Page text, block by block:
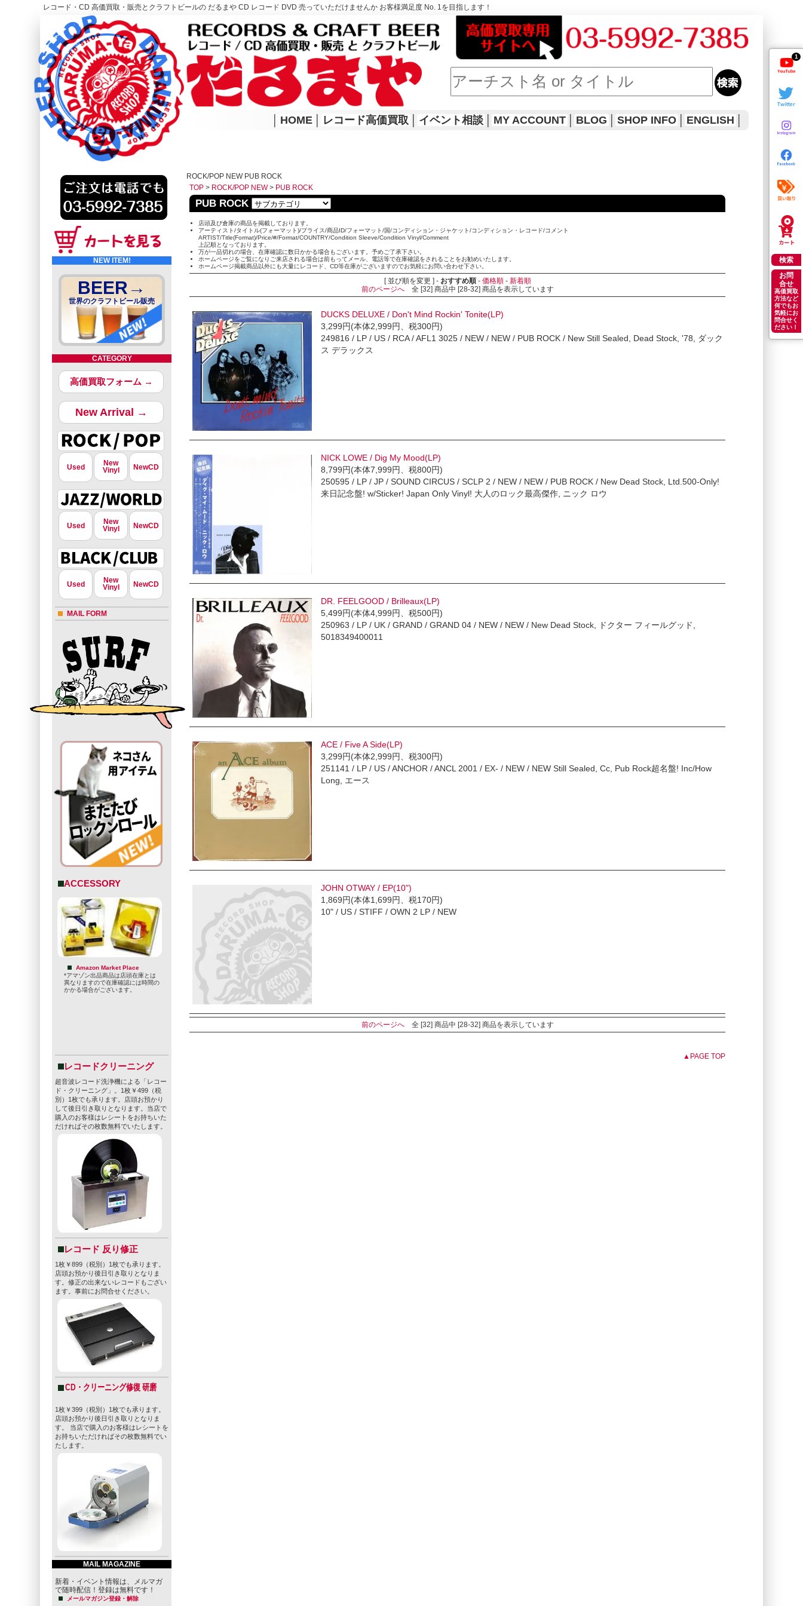
レコード・CD 高価買取・販売とクラフトビールの だるまや CD レコード DVD 売っていただけませんか お客様満足度 No. 1を目指します！
1
検索
お問
合せ
高価買取
方法など
何でもお
気軽にお
問合せく
ださい！
レコード高価買取はこちら
HOME
HOME レコード高価買取 イベント相談 MY ACCOUNT BLOG SHOP INFO ENGLISH
NEW ITEM!
BEER→
世界のクラフトビール販売
CATEGORY
高価買取フォーム →
New Arrival →
Used
New
Vinyl
NewCD
Used
New
Vinyl
NewCD
Used
New
Vinyl
NewCD
MAIL FORM
ACCESSORY
Amazon Market Place
*アマゾン出品商品は店頭在庫とは
異なりますので在庫確認には時間の
かかる場合がございます。
レコードクリーニング
超音波レコード洗浄機による「レコー
ド・クリーニング」。1枚￥499（税
別）1枚でも承ります。店頭お預かり
して後日引き取りとなります。当店で
購入のお客様はレシートをお持ちいた
だければその枚数無料でいたします。
レコード 反り修正
1枚￥899（税別）1枚でも承ります。
店頭お預かり後日引き取りとなりま
す。修正の出来ないレコードもござい
ます。事前にお問合せください。
CD・クリーニング修復 研磨
1枚￥399（税別）1枚でも承ります。
店頭お預かり後日引き取りとなりま
す。 当店で購入のお客様はレシートを
お持ちいただければその枚数無料でい
たします。
MAIL MAGAZINE
新着・イベント情報は、メルマガ
で随時配信！登録は無料です！
メールマガジン登録・解除
ROCK/POP NEW PUB ROCK
TOP > ROCK/POP NEW> PUB ROCK
PUB ROCK
店頭及び倉庫の商品を掲載しております。
アーティスト/タイトル(フォーマット)/プライス/商品ID/フォーマット/国/コンディション・ジャケット/コンディション・レコード/コメント
ARTIST/Title(Format)/Price/#/Format/COUNTRY/Condition Sleeve/Condition Vinyl/Comment
上記順となっております。
万が一品切れの場合、在庫確認に数日かかる場合もございます。予めご了承下さい。
ホームページをご覧になりご来店される場合は前もってメール、電話等で在庫確認をされることをお勧めいたします。
ホームページ掲載商品以外にも大量にレコード、CD等在庫がございますのでお気軽にお問い合わせ下さい。
[ 並び順を変更 ] - おすすめ順- 価格順- 新着順
前のページへ全 [32] 商品中 [28-32] 商品を表示しています
DUCKS DELUXE / Don't Mind Rockin' Tonite(LP)
3,299円(本体2,999円、税300円)
249816 / LP / US / RCA / AFL1 3025 / NEW / NEW / PUB ROCK / New Still Sealed, Dead Stock, '78, ダック
ス デラックス
NICK LOWE / Dig My Mood(LP)
8,799円(本体7,999円、税800円)
250595 / LP / JP / SOUND CIRCUS / SCLP 2 / NEW / NEW / PUB ROCK / New Dead Stock, Ltd.500-Only!
来日記念盤! w/Sticker! Japan Only Vinyl! 大人のロック最高傑作, ニック ロウ
DR. FEELGOOD / Brilleaux(LP)
5,499円(本体4,999円、税500円)
250963 / LP / UK / GRAND / GRAND 04 / NEW / NEW / New Dead Stock, ドクター フィールグッド,
5018349400011
ACE / Five A Side(LP)
3,299円(本体2,999円、税300円)
251141 / LP / US / ANCHOR / ANCL 2001 / EX- / NEW / NEW Still Sealed, Cc, Pub Rock超名盤! Inc/How
Long, エース
JOHN OTWAY / EP(10")
1,869円(本体1,699円、税170円)
10" / US / STIFF / OWN 2 LP / NEW
前のページへ全 [32] 商品中 [28-32] 商品を表示しています
▲PAGE TOP